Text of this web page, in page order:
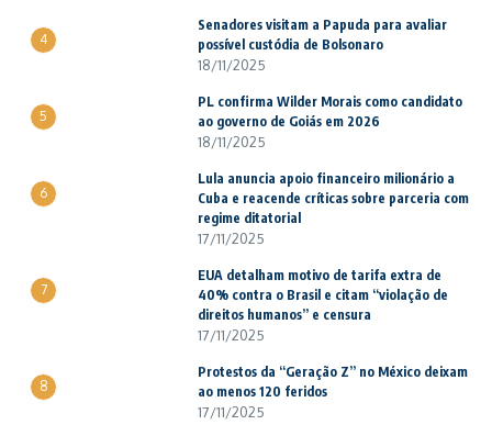
4
Senadores visitam a Papuda para avaliar
possível custódia de Bolsonaro
18/11/2025
5
PL confirma Wilder Morais como candidato
ao governo de Goiás em 2026
18/11/2025
6
Lula anuncia apoio financeiro milionário a
Cuba e reacende críticas sobre parceria com
regime ditatorial
17/11/2025
7
EUA detalham motivo de tarifa extra de
40% contra o Brasil e citam “violação de
direitos humanos” e censura
17/11/2025
8
Protestos da “Geração Z” no México deixam
ao menos 120 feridos
17/11/2025